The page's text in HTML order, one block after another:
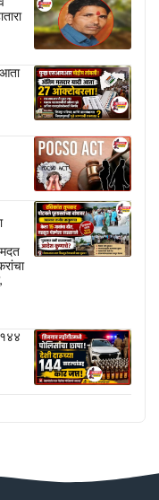
१४४